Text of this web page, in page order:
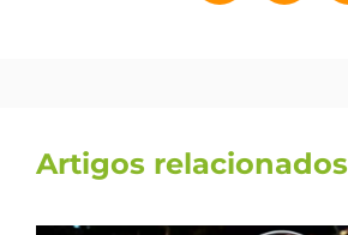
Artigos relacionados